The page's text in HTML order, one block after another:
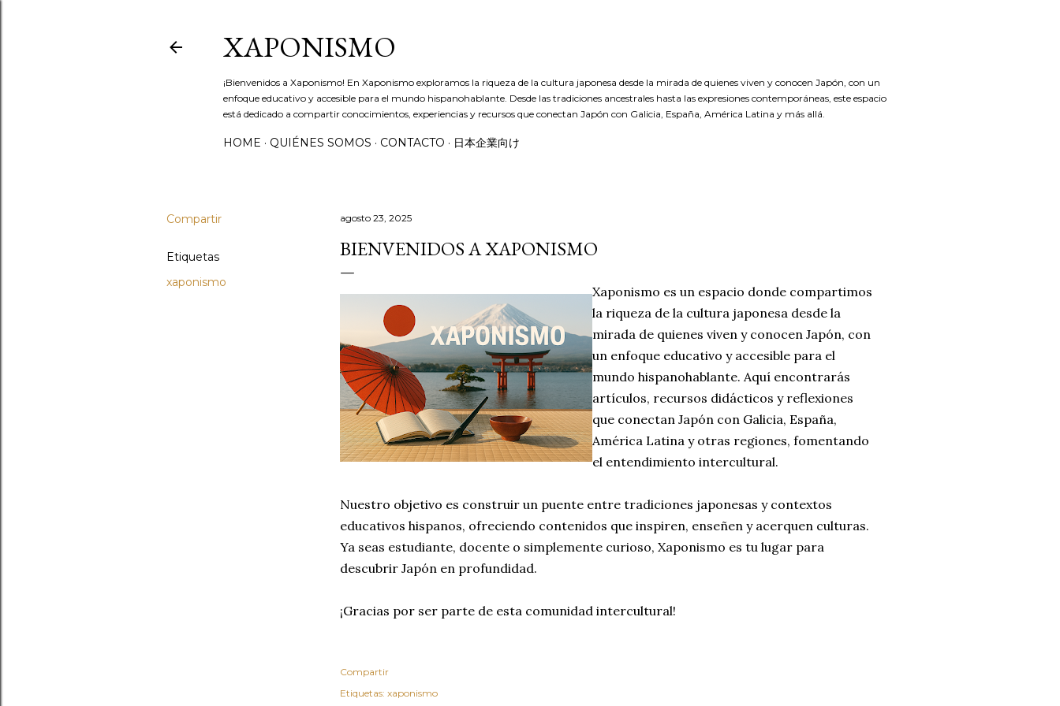
XAPONISMO
¡Bienvenidos a Xaponismo! En Xaponismo exploramos la riqueza de la cultura japonesa desde la mirada de quienes viven y conocen Japón, con un
enfoque educativo y accesible para el mundo hispanohablante. Desde las tradiciones ancestrales hasta las expresiones contemporáneas, este espacio
está dedicado a compartir conocimientos, experiencias y recursos que conectan Japón con Galicia, España, América Latina y más allá.
HOME QUIÉNES SOMOS CONTACTO 日本企業向け
Compartir
Etiquetas
xaponismo
agosto 23, 2025
BIENVENIDOS A XAPONISMO
Xaponismo es un espacio donde compartimos
la riqueza de la cultura japonesa desde la
mirada de quienes viven y conocen Japón, con
un enfoque educativo y accesible para el
mundo hispanohablante. Aquí encontrarás
artículos, recursos didácticos y reflexiones
que conectan Japón con Galicia, España,
América Latina y otras regiones, fomentando
el entendimiento intercultural.
Nuestro objetivo es construir un puente entre tradiciones japonesas y contextos
educativos hispanos, ofreciendo contenidos que inspiren, enseñen y acerquen culturas.
Ya seas estudiante, docente o simplemente curioso, Xaponismo es tu lugar para
descubrir Japón en profundidad.
¡Gracias por ser parte de esta comunidad intercultural!
Compartir
Etiquetas: xaponismo